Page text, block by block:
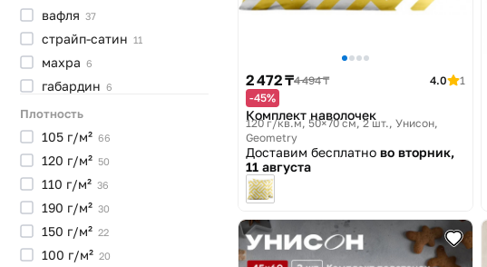
вафля 37
страйп-сатин 11
махра 6
габардин 6
велсофт
сатин3
микрофибра
тик 2
хлопок1
полисатин
Плотность
105 г/м² 66
120 г/м² 50
110 г/м² 36
190 г/м² 30
150 г/м² 22
100 г/м² 20
2 472 ₸4 494 ₸ 4.0
1
-45%
Комплект наволочек
120 г/кв.м, 50×70 см, 2 шт. Унисон,
Geometry
Доставим бесплатно во вторник,
11 августа